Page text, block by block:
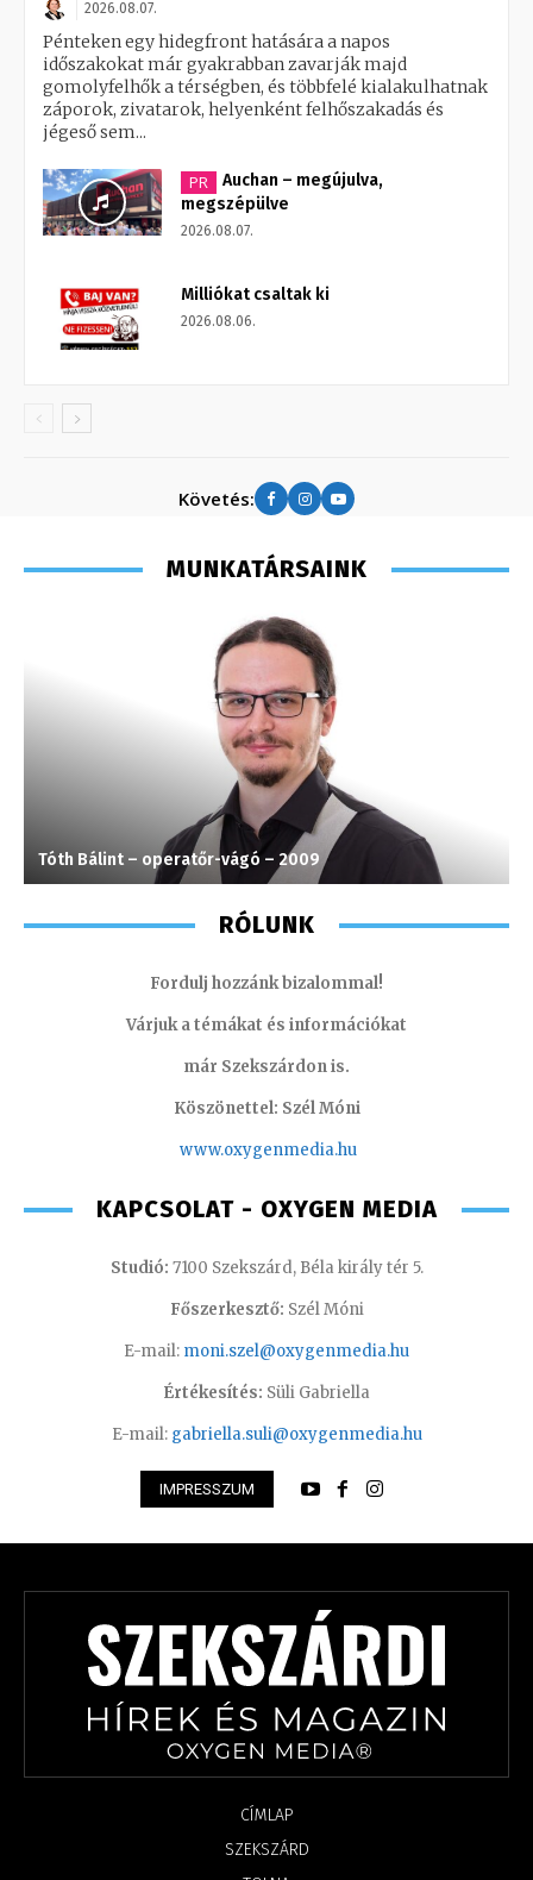
2026.08.07.
Pénteken egy hidegfront hatására a napos
időszakokat már gyakrabban zavarják majd
gomolyfelhők a térségben, és többfelé kialakulhatnak
záporok, zivatarok, helyenként felhőszakadás és
jégeső sem...
PR
Auchan – megújulva,
megszépülve
2026.08.07.
Milliókat csaltak ki
2026.08.06.
Követés:
MUNKATÁRSAINK
Tóth Bálint – operatőr-vágó – 2009
RÓLUNK
Fordulj hozzánk bizalommal!
Várjuk a témákat és információkat
már Szekszárdon is.
Köszönettel: Szél Móni
www.oxygenmedia.hu
KAPCSOLAT - OXYGEN MEDIA
Studió: 7100 Szekszárd, Béla király tér 5.
Főszerkesztő: Szél Móni
E-mail: moni.szel@oxygenmedia.hu
Értékesítés: Süli Gabriella
E-mail: gabriella.suli@oxygenmedia.hu
IMPRESSZUM
CÍMLAP
SZEKSZÁRD